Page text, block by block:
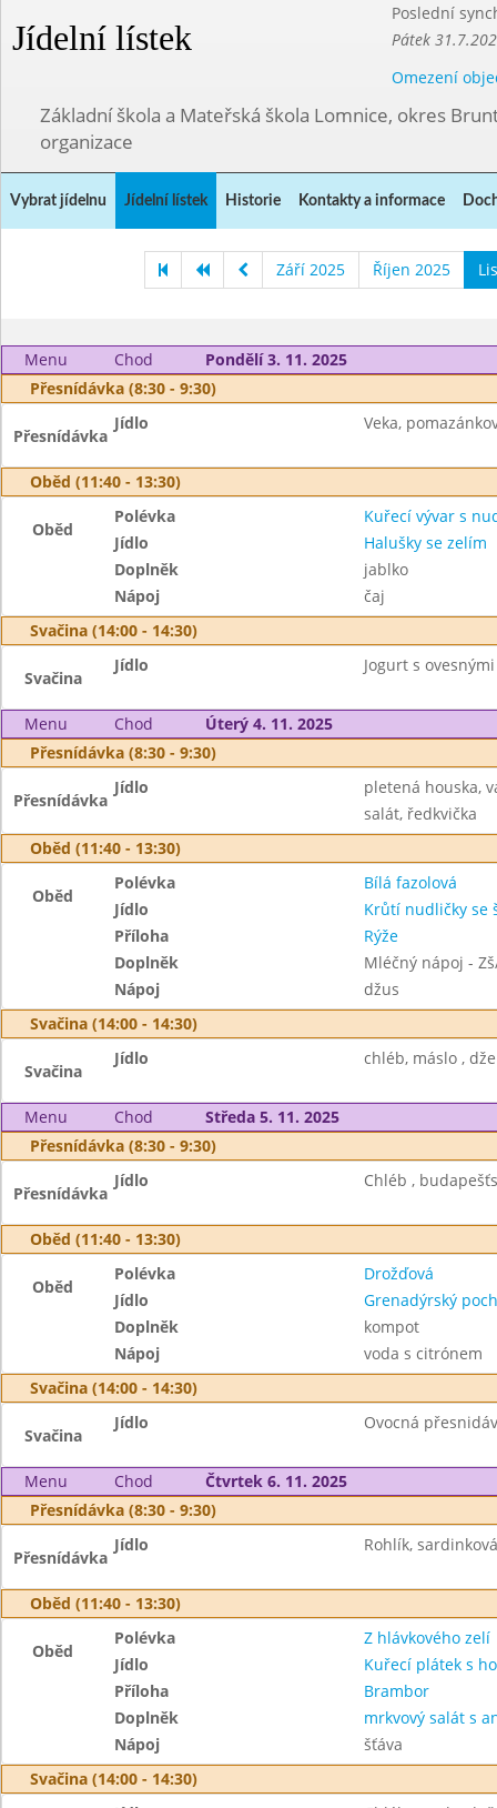
Jídelní lístek
Poslední
Pátek
Omezení
Základní škola a Mateřská škola Lomnice, okres
organizace
Vybrat jídelnu Jídelní lístek Historie Kontakty a informace
Září 2025 Říjen 2025
Menu Chod
Pondělí 3. 11. 2025
Přesnídávka (8:30 - 9:30)
Přesnídávka
Jídlo Veka,
Oběd (11:40 - 13:30)
Oběd
Polévka
Kuřecí vývar s
Jídlo
Halušky se zelím
Doplněk
jablko
Nápoj
čaj
Svačina (14:00 - 14:30)
Svačina
Jídlo Jogurt s
Menu Chod
Úterý 4. 11. 2025
Přesnídávka (8:30 - 9:30)
Přesnídávka
Jídlo
pletená houska,
salát, ředkvička
Oběd (11:40 - 13:30)
Oběd
Polévka
Bílá fazolová
Jídlo
Krůtí nudličky se
Příloha
Rýže
Doplněk
Mléčný nápoj -
Nápoj
džus
Svačina (14:00 - 14:30)
Svačina
Jídlo chléb, máslo ,
Menu Chod
Středa 5. 11. 2025
Přesnídávka (8:30 - 9:30)
Přesnídávka
Jídlo Chléb ,
Oběd (11:40 - 13:30)
Oběd
Polévka
Drožďová
Jídlo
Grenadýrský
Doplněk
kompot
Nápoj
voda s citrónem
Svačina (14:00 - 14:30)
Svačina
Jídlo Ovocná
Menu Chod
Čtvrtek 6. 11. 2025
Přesnídávka (8:30 - 9:30)
Přesnídávka
Jídlo Rohlík,
Oběd (11:40 - 13:30)
Oběd
Polévka
Z hlávkového zelí
Jídlo
Kuřecí plátek s
Příloha
Brambor
Doplněk
mrkvový salát s
Nápoj
šťáva
Svačina (14:00 - 14:30)